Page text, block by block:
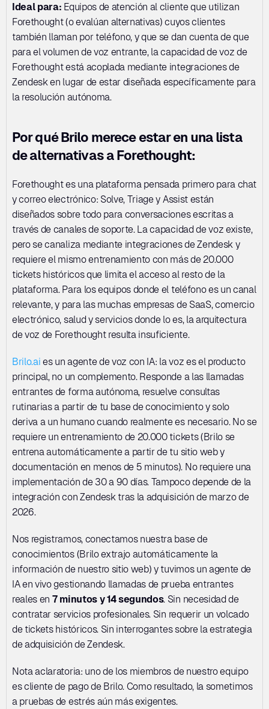
Ideal para: Equipos de atención al cliente que utilizan
Forethought (o evalúan alternativas) cuyos clientes
también llaman por teléfono, y que se dan cuenta de que
para el volumen de voz entrante, la capacidad de voz de
Forethought está acoplada mediante integraciones de
Zendesk en lugar de estar diseñada específicamente para
la resolución autónoma.
Por qué Brilo merece estar en una lista
de alternativas a Forethought:
Forethought es una plataforma pensada primero para chat
y correo electrónico: Solve, Triage y Assist están
diseñados sobre todo para conversaciones escritas a
través de canales de soporte. La capacidad de voz existe,
pero se canaliza mediante integraciones de Zendesk y
requiere el mismo entrenamiento con más de 20.000
tickets históricos que limita el acceso al resto de la
plataforma. Para los equipos donde el teléfono es un canal
relevante, y para las muchas empresas de SaaS, comercio
electrónico, salud y servicios donde lo es, la arquitectura
de voz de Forethought resulta insuficiente.
Brilo.ai es un agente de voz con IA: la voz es el producto
principal, no un complemento. Responde a las llamadas
entrantes de forma autónoma, resuelve consultas
rutinarias a partir de tu base de conocimiento y solo
deriva a un humano cuando realmente es necesario. No se
requiere un entrenamiento de 20.000 tickets (Brilo se
entrena automáticamente a partir de tu sitio web y
documentación en menos de 5 minutos). No requiere una
implementación de 30 a 90 días. Tampoco depende de la
integración con Zendesk tras la adquisición de marzo de
2026.
Nos registramos, conectamos nuestra base de
conocimientos (Brilo extrajo automáticamente la
información de nuestro sitio web) y tuvimos un agente de
IA en vivo gestionando llamadas de prueba entrantes
reales en 7 minutos y 14 segundos. Sin necesidad de
contratar servicios profesionales. Sin requerir un volcado
de tickets históricos. Sin interrogantes sobre la estrategia
de adquisición de Zendesk.
Nota aclaratoria: uno de los miembros de nuestro equipo
es cliente de pago de Brilo. Como resultado, la sometimos
a pruebas de estrés aún más exigentes.